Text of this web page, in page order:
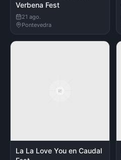
Verbena Fest
21 ago.
Pontevedra
La La Love You en Caudal